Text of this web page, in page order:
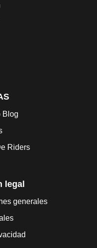
Blog
Riders
legal
generales